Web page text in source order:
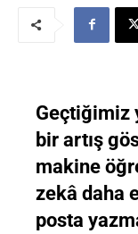
Geçtiğimiz
bir artış
makine
zekâ daha
posta